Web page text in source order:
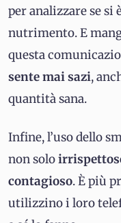
per analizzare se si
nutrimento. E
questa
sente mai sazi,
quantità sana.
Infine, l’uso dello
non solo
contagioso. È più
utilizzino i loro